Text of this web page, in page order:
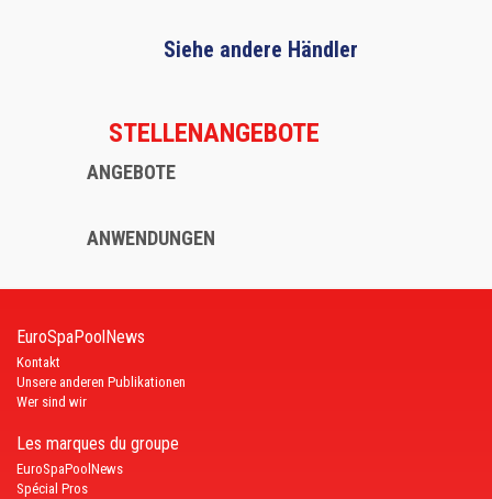
Siehe andere Händler
STELLENANGEBOTE
ANGEBOTE
ANWENDUNGEN
EuroSpaPoolNews
Kontakt
Unsere anderen Publikationen
Wer sind wir
Les marques du groupe
EuroSpaPoolNews
Spécial Pros